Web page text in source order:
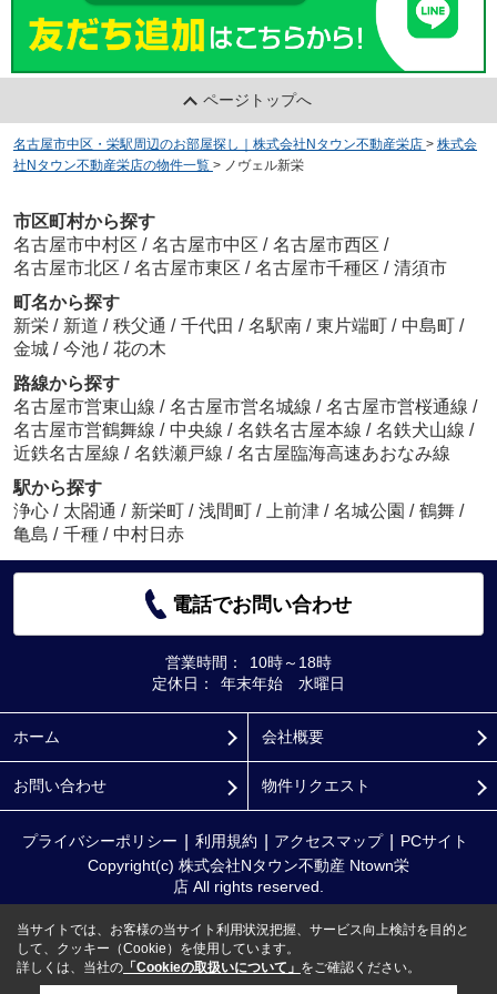
ページトップへ
名古屋市中区・栄駅周辺のお部屋探し｜株式会社Nタウン不動産栄店 > 株式会
社Nタウン不動産栄店の物件一覧 > ノヴェル新栄
市区町村から探す
名古屋市中村区 / 名古屋市中区 / 名古屋市西区 /
名古屋市北区 / 名古屋市東区 / 名古屋市千種区 / 清須市
町名から探す
新栄 / 新道 / 秩父通 / 千代田 / 名駅南 / 東片端町 / 中島町 /
金城 / 今池 / 花の木
路線から探す
名古屋市営東山線 / 名古屋市営名城線 / 名古屋市営桜通線 /
名古屋市営鶴舞線 / 中央線 / 名鉄名古屋本線 / 名鉄犬山線 /
近鉄名古屋線 / 名鉄瀬戸線 / 名古屋臨海高速あおなみ線
駅から探す
浄心 / 太閤通 / 新栄町 / 浅間町 / 上前津 / 名城公園 / 鶴舞 /
亀島 / 千種 / 中村日赤
電話でお問い合わせ
営業時間：
10時～18時
定休日：
年末年始 水曜日
ホーム 会社概要
お問い合わせ 物件リクエスト
プライバシーポリシー 利用規約 アクセスマップ
PCサイト
Copyright(c) 株式会社Nタウン不動産 Ntown栄
店 All rights reserved.
当サイトでは、お客様の当サイト利用状況把握、サービス向上検討を目的と
して、クッキー（Cookie）を使用しています。
詳しくは、当社の 「Cookieの取扱いについて」 をご確認ください。